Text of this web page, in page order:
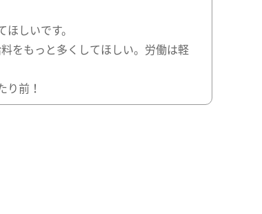
しいです。
をもっと多くしてほしい。労働は軽
前！